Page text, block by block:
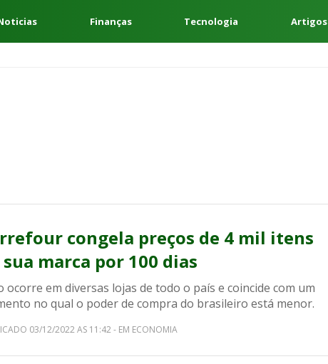
Finanças Tecnologia Artigos
congela preços de 4 mil itens
sua marca por 100 dias
ocorre em diversas lojas de todo o país e coincide com um
no qual o poder de compra do brasileiro está menor.
03/12/2022 AS 11:42 - EM ECONOMIA